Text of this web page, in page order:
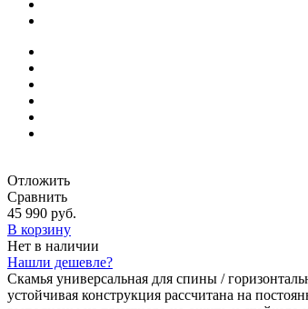
Отложить
Сравнить
45 990 руб.
В корзину
Нет в наличии
Нашли дешевле?
Скамья универсальная для спины /
устойчивая конструкция рассчитана на